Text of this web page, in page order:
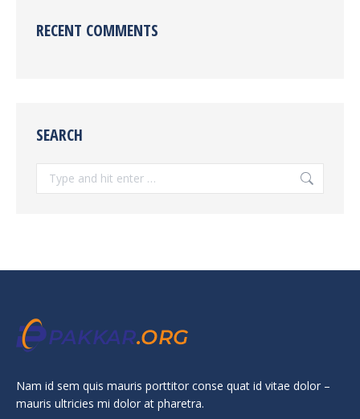
RECENT COMMENTS
SEARCH
Search:
Nam id sem quis mauris porttitor conse quat id vitae dolor –
mauris ultricies mi dolor at pharetra.